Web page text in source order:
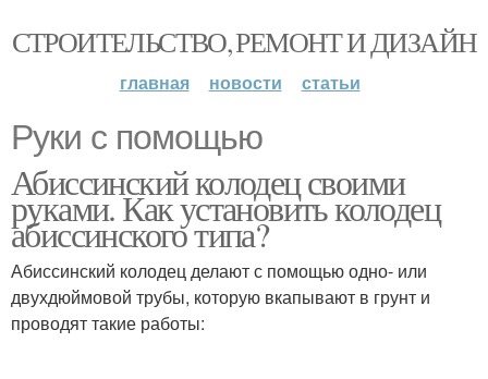
СТРОИТЕЛЬСТВО, РЕМОНТ И ДИЗАЙН
главная новости статьи
Руки с помощью
Абиссинский колодец своими
руками. Как установить колодец
абиссинского типа?
Абиссинский колодец делают с помощью одно- или
двухдюймовой трубы, которую вкапывают в грунт и
проводят такие работы: